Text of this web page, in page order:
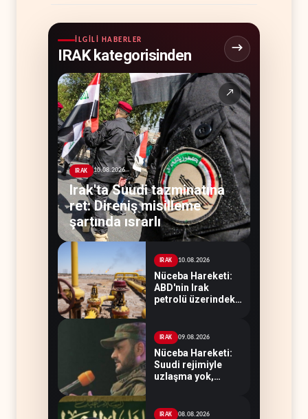
İLGILI HABERLER
IRAK kategorisinden
↗
IRAK 10.08.2026
Irak'ta Suudi tazminatına
ret: Direniş misilleme
şartında ısrarlı
IRAK 10.08.2026
Nüceba Hareketi:
ABD'nin Irak
petrolü üzerindeki
IRAK 09.08.2026
Nüceba Hareketi:
Suudi rejimiyle
uzlaşma yok,
IRAK 08.08.2026